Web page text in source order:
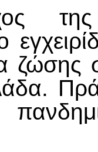
ζώσης